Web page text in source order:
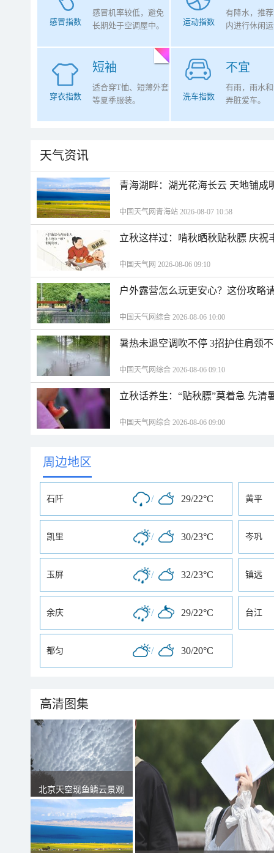
感冒指数
感冒机率较低，避免
长期处于空调屋中。
运动指数
有降水，推
内进行休闲
短袖
穿衣指数
适合穿T恤、短薄外套
等夏季服装。
不宜
洗车指数
有雨，雨水
弄脏爱车。
天气资讯
青海湖畔：湖光花海长云 天地铺成
中国天气网青海站 2026-08-07 10:58
立秋这样过：啃秋晒秋贴秋膘 庆祝
中国天气网 2026-08-06 09:10
户外露营怎么玩更安心？这份攻略
中国天气网综合 2026-08-06 10:00
暑热未退空调吹不停 3招护住肩颈
中国天气网综合 2026-08-06 09:10
立秋话养生：“贴秋膘”莫着急 先清
中国天气网综合 2026-08-06 09:00
周边地区
石阡 / 29/22°C 黄平
凯里 / 30/23°C 岑巩
玉屏 / 32/23°C 镇远
余庆 / 29/22°C 台江
都匀 / 30/20°C
高清图集
北京天空现鱼鳞云景观